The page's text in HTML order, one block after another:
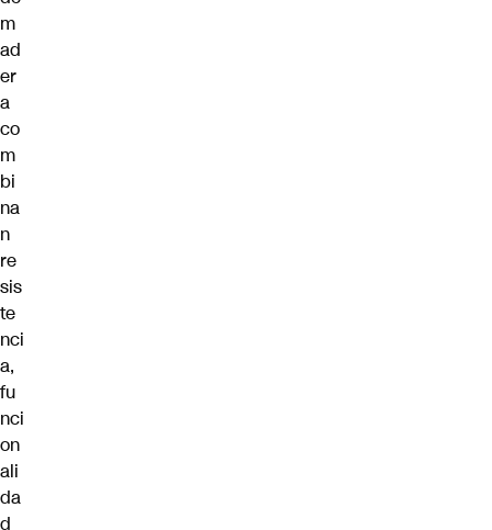
m
ad
er
a
co
m
bi
na
n
re
sis
te
nci
a,
fu
nci
on
ali
da
d